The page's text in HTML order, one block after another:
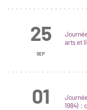
25
SEP
arts et
01
1984) :